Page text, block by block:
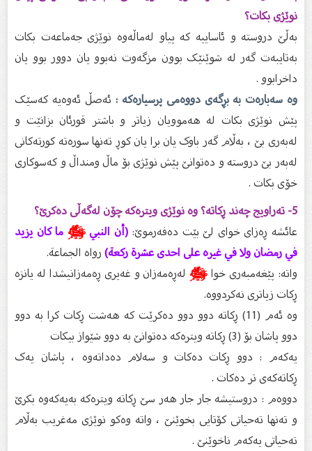
نوێژى بکات؟
بەڵێ دروستە و ئاساییە کە پیاو لەماڵەوە نوێژى جەماعەت بکات
بەتایبەت گەر لە شوێنێک بوون مزگەوت نەبوو یان دوور بوو یان
داخرابوو .
وە سەبارەت بە بڕگەى دووەمى پرسیارەکە :ئەصڵ ئەوەیە کەسێک
پێش نوێژى بکات لە هەموویان زیاتر و باشتر قورئان بزانێت و
لەبەرى بێ ، بەڵام گەر باوک یان برا یان کوڕ تەنها سورەتە کورتەکانى
لەبەر بێ دروستە و دەتوانێ پێش نوێژی بۆ ماڵ ومنداڵ و کەسوکارى
خۆى بکات .
عائشە ڕەزاى خواى لێ بێت دەفەرموێ:(أن النبيﷺما كان يزيد
في رمضان ولا في غيره على احدى عشرة ركعة)رواه الجماعة.
واتە: پێغەمبەرى خواﷺلەڕەمەزان و غەیرى ڕەمەزانیشدا لە یانزە
ڕكات زیاترى نەكردووە.
وە ئەم (11) ڕکاتە دوو دوو دەکرێت کە هەشت ڕکات کرا بە دوو
دوو پاشان بۆ (3) ڕکاتە ویترەکە دەتوانێ بە دوو شێواز بیکات
یەکەم : دوو ڕکات دەکات و سەلام دەداتەوە ، پاشان یەک
ڕکاتەکەى تر دەکات .
دووەم : دروستیشە جار جار هەر سێ ڕکاتە ویترەکە بەیەکەوە بکرێ
و تەنها تەحیاتى کۆتایی بخوێنێ ، واتە وەکو نوێژى مەغریب بەڵام
تەحیاتى یەکەم ناخوێنێ .